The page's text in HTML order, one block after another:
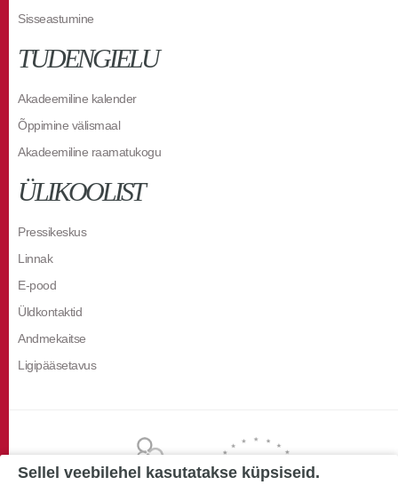
Sisseastumine
TUDENGIELU
Akadeemiline kalender
Õppimine välismaal
Akadeemiline raamatukogu
ÜLIKOOLIST
Pressikeskus
Linnak
E-pood
Üldkontaktid
Andmekaitse
Ligipääsetavus
Sellel veebilehel kasutatakse küpsiseid.